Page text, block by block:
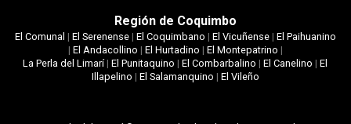
Región de Coquimbo
El Comunal | El Serenense| El Coquimbano | El Vicuñense| El Paihuanino
| El Andacollino | El Hurtadino | El Montepatrino |
La Perla del Limarí|El Punitaquino |El Combarbalino |El Canelino |El
Illapelino | El Salamanquino | El Vileño